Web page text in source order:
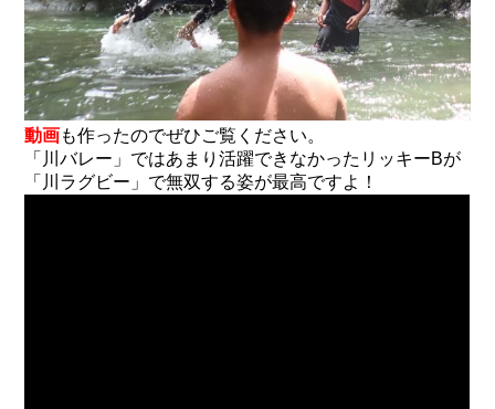
動画も作ったのでぜひご覧ください。
「川バレー」ではあまり活躍できなかったリッキーBが
「川ラグビー」で無双する姿が最高ですよ！